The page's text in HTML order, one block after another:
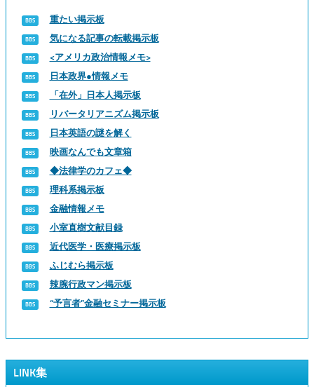
重たい掲示板
気になる記事の転載掲示板
<アメリカ政治情報メモ>
日本政界●情報メモ
「在外」日本人掲示板
リバータリアニズム掲示板
日本英語の謎を解く
映画なんでも文章箱
◆法律学のカフェ◆
理科系掲示板
金融情報メモ
小室直樹文献目録
近代医学・医療掲示板
ふじむら掲示板
辣腕行政マン掲示板
“予言者”金融セミナー掲示板
LINK集